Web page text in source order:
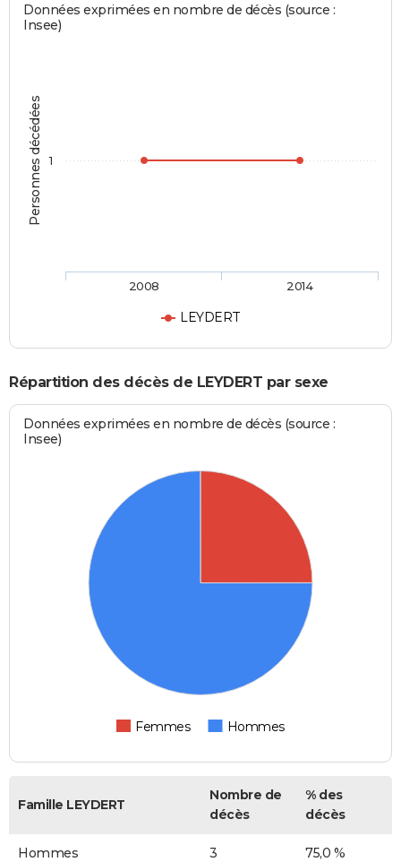
Personnes décédées
Données exprimées en nombre de décès (source :
Insee)
LEYDERT
2008 2014
1
Répartition des décès de LEYDERT par sexe
Données exprimées en nombre de décès (source :
Insee)
Femmes Hommes
Famille LEYDERT
Nombre de
décès
% des
décès
Hommes 3 75,0 %